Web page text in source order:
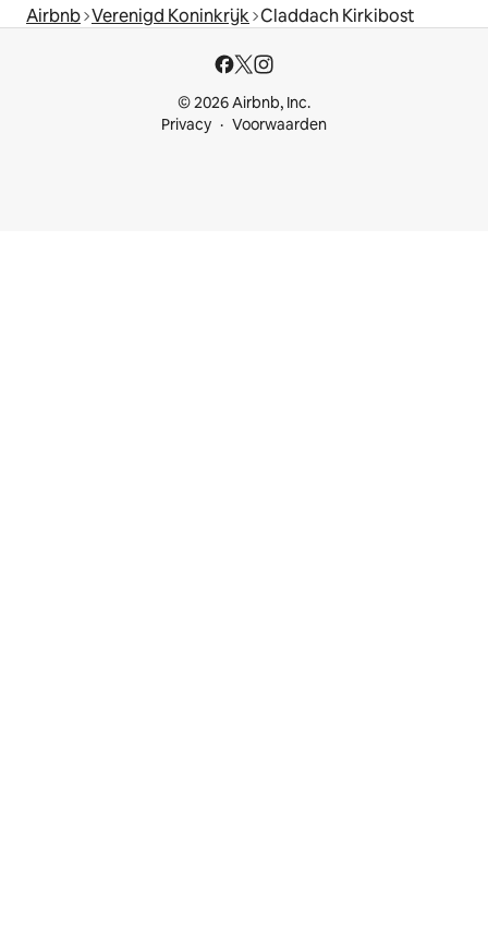
Airbnb Verenigd Koninkrijk Claddach Kirkibost
© 2026 Airbnb, Inc.
Privacy
Voorwaarden